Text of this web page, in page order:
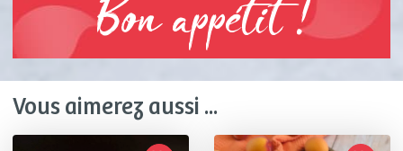
Bon appétit !
Vous aimerez aussi ...